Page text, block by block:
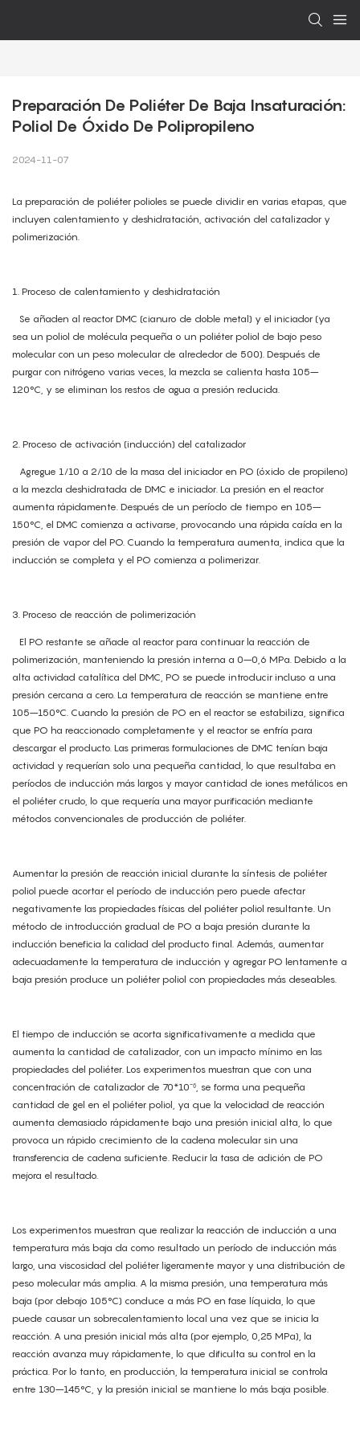
Preparación De Poliéter De Baja Insaturación:
Poliol De Óxido De Polipropileno
2024-11-07
La preparación de poliéter polioles se puede dividir en varias etapas, que
incluyen calentamiento y deshidratación, activación del catalizador y
polimerización.
1. Proceso de calentamiento y deshidratación
Se añaden al reactor DMC (cianuro de doble metal) y el iniciador (ya
sea un poliol de molécula pequeña o un poliéter poliol de bajo peso
molecular con un peso molecular de alrededor de 500). Después de
purgar con nitrógeno varias veces, la mezcla se calienta hasta 105–
120°C, y se eliminan los restos de agua a presión reducida.
2. Proceso de activación (inducción) del catalizador
Agregue 1/10 a 2/10 de la masa del iniciador en PO (óxido de propileno)
a la mezcla deshidratada de DMC e iniciador. La presión en el reactor
aumenta rápidamente. Después de un período de tiempo en 105–
150°C, el DMC comienza a activarse, provocando una rápida caída en la
presión de vapor del PO. Cuando la temperatura aumenta, indica que la
inducción se completa y el PO comienza a polimerizar.
3. Proceso de reacción de polimerización
El PO restante se añade al reactor para continuar la reacción de
polimerización, manteniendo la presión interna a 0–0,6 MPa. Debido a la
alta actividad catalítica del DMC, PO se puede introducir incluso a una
presión cercana a cero. La temperatura de reacción se mantiene entre
105–150°C. Cuando la presión de PO en el reactor se estabiliza, significa
que PO ha reaccionado completamente y el reactor se enfría para
descargar el producto. Las primeras formulaciones de DMC tenían baja
actividad y requerían solo una pequeña cantidad, lo que resultaba en
períodos de inducción más largos y mayor cantidad de iones metálicos en
el poliéter crudo, lo que requería una mayor purificación mediante
métodos convencionales de producción de poliéter.
Aumentar la presión de reacción inicial durante la síntesis de poliéter
poliol puede acortar el período de inducción pero puede afectar
negativamente las propiedades físicas del poliéter poliol resultante. Un
método de introducción gradual de PO a baja presión durante la
inducción beneficia la calidad del producto final. Además, aumentar
adecuadamente la temperatura de inducción y agregar PO lentamente a
baja presión produce un poliéter poliol con propiedades más deseables.
El tiempo de inducción se acorta significativamente a medida que
aumenta la cantidad de catalizador, con un impacto mínimo en las
propiedades del poliéter. Los experimentos muestran que con una
concentración de catalizador de 70*10⁻⁶, se forma una pequeña
cantidad de gel en el poliéter poliol, ya que la velocidad de reacción
aumenta demasiado rápidamente bajo una presión inicial alta, lo que
provoca un rápido crecimiento de la cadena molecular sin una
transferencia de cadena suficiente. Reducir la tasa de adición de PO
mejora el resultado.
Los experimentos muestran que realizar la reacción de inducción a una
temperatura más baja da como resultado un período de inducción más
largo, una viscosidad del poliéter ligeramente mayor y una distribución de
peso molecular más amplia. A la misma presión, una temperatura más
baja (por debajo 105°C) conduce a más PO en fase líquida, lo que
puede causar un sobrecalentamiento local una vez que se inicia la
reacción. A una presión inicial más alta (por ejemplo, 0,25 MPa), la
reacción avanza muy rápidamente, lo que dificulta su control en la
práctica. Por lo tanto, en producción, la temperatura inicial se controla
entre 130–145°C, y la presión inicial se mantiene lo más baja posible.